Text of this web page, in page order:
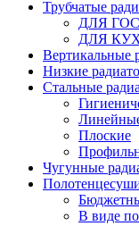
Трубчатые
ДЛЯ
ДЛЯ
Вертикальные
Низкие
Стальные
Плоские
Чугунные
В виде